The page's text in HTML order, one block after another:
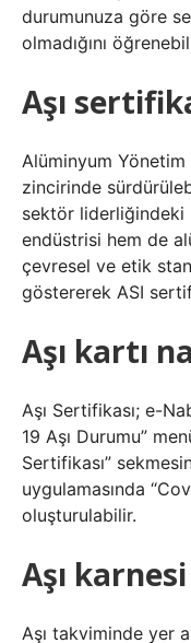
durumunuza göre
olmadığını
Aşı
Alüminyum
zincirinde
sektör liderliğindeki
endüstrisi hem de
çevresel ve etik
göstererek ASI
Aşı kartı
Aşı Sertifikası; e-
19 Aşı Durumu”
Sertifikası”
uygulamasında
oluşturulabilir.
Aşı
Aşı takviminde yer